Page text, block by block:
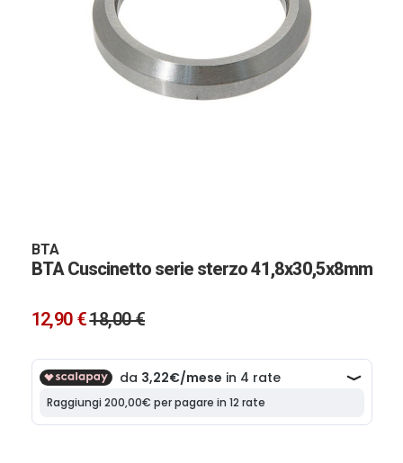
BTA
BTA Cuscinetto serie sterzo 41,8x30,5x8mm
12,90 €18,00 €
galleria
di